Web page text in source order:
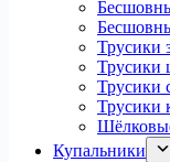
Трусики
Трусики
Трусики
Трусики
Купальники